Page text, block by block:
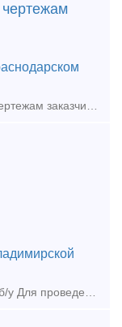
Серийное литье на заказ по эскизам и чертежам заказчиков. Завод АО «Кубаньжелдормаш» осуществляет любое высокоточное литье на заказ: стальное, алюминиевое, чугунное, цветное. Любые размеры и м
Путейский путевой инструмент новый и б/у Для проведения строительных и ремонтных работ на железнодорожных и подкрановых крановых путях молотки путевые ручки кувалды ключи стыков